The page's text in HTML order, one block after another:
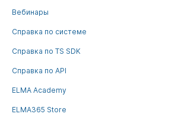
Вебинары
Справка по системе
Справка по TS SDK
Справка по API
ELMA Academy
ELMA365 Store